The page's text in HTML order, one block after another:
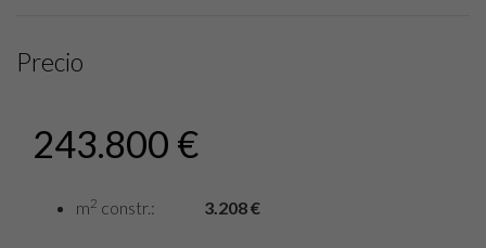
Precio
243.800 €
m2 constr.: 3.208 €